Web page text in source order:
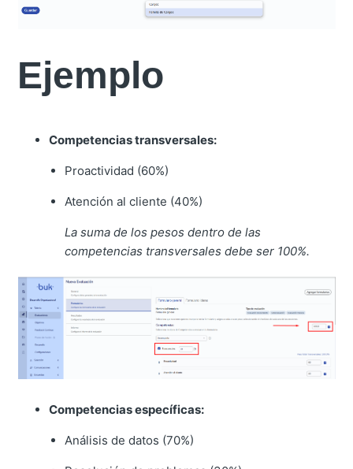
Ejemplo
Competencias transversales:
Proactividad (60%)
Atención al cliente (40%)
La suma de los pesos dentro de las
competencias transversales debe ser 100%.
Competencias específicas:
Análisis de datos (70%)